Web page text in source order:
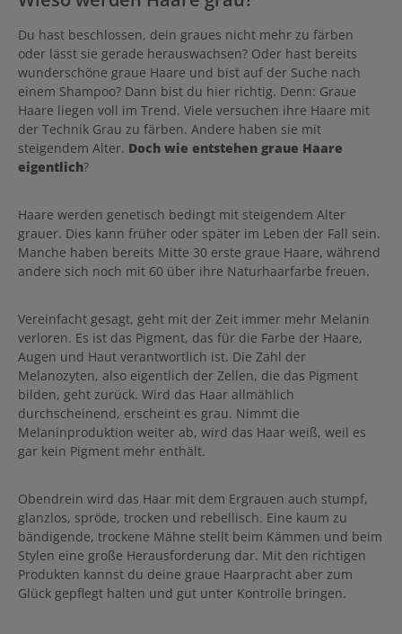
Du hast beschlossen, dein graues nicht mehr zu färben
oder lässt sie gerade herauswachsen? Oder hast bereits
wunderschöne graue Haare und bist auf der Suche nach
einem Shampoo? Dann bist du hier richtig. Denn: Graue
Haare liegen voll im Trend. Viele versuchen ihre Haare mit
der Technik Grau zu färben. Andere haben sie mit
steigendem Alter. Doch wie entstehen graue Haare
eigentlich?
Haare werden genetisch bedingt mit steigendem Alter
grauer. Dies kann früher oder später im Leben der Fall sein.
Manche haben bereits Mitte 30 erste graue Haare, während
andere sich noch mit 60 über ihre Naturhaarfarbe freuen.
Vereinfacht gesagt, geht mit der Zeit immer mehr Melanin
verloren. Es ist das Pigment, das für die Farbe der Haare,
Augen und Haut verantwortlich ist. Die Zahl der
Melanozyten, also eigentlich der Zellen, die das Pigment
bilden, geht zurück. Wird das Haar allmählich
durchscheinend, erscheint es grau. Nimmt die
Melaninproduktion weiter ab, wird das Haar weiß, weil es
gar kein Pigment mehr enthält.
Obendrein wird das Haar mit dem Ergrauen auch stumpf,
glanzlos, spröde, trocken und rebellisch. Eine kaum zu
bändigende, trockene Mähne stellt beim Kämmen und beim
Stylen eine große Herausforderung dar. Mit den richtigen
Produkten kannst du deine graue Haarpracht aber zum
Glück gepflegt halten und gut unter Kontrolle bringen.